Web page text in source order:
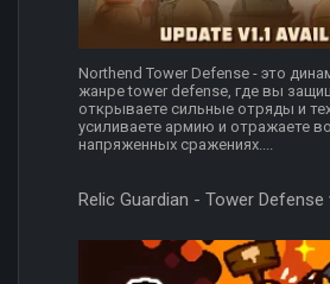
Northend Tower Defense - это
жанре tower defense, где вы
открываете сильные отряды и
усиливаете армию и отражаете
напряженных сражениях....
Relic Guardian - Tower Defense